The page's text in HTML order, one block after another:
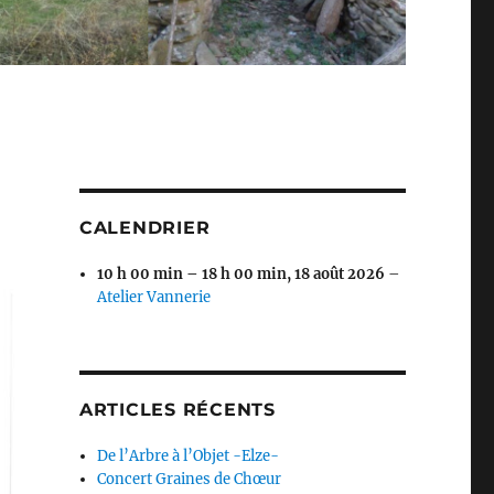
CALENDRIER
10 h 00 min – 18 h 00 min,18 août 2026 –
Atelier Vannerie
ARTICLES RÉCENTS
De l’Arbre à l’Objet -Elze-
Concert Graines de Chœur